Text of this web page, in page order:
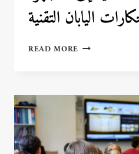
اليابان التقنية
READ MORE من
الأجهزة
المنزلية:
ابتكارات
اليابان
التقنية